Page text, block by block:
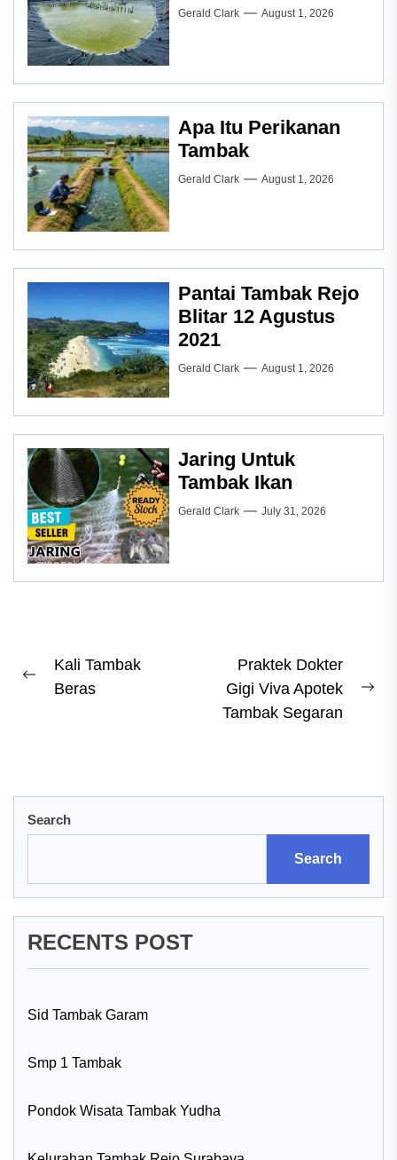
Gerald Clark August 1, 2026
Apa Itu Perikanan
Tambak
Gerald Clark August 1, 2026
Pantai Tambak Rejo
Blitar 12 Agustus
2021
Gerald Clark August 1, 2026
Jaring Untuk
Tambak Ikan
Gerald Clark July 31, 2026
Post
navigation
Previous
Kali Tambak
Beras
Praktek Dokter
Gigi Viva Apotek
Tambak Segaran
Search
Search
RECENTS POST
Sid Tambak Garam
Smp 1 Tambak
Pondok Wisata Tambak Yudha